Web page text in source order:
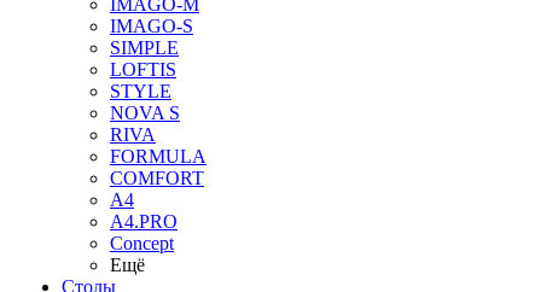
IMAGO-M
IMAGO-S
SIMPLE
LOFTIS
STYLE
NOVA S
RIVA
FORMULA
COMFORT
A4
A4.PRO
Concept
Ещё
Столы